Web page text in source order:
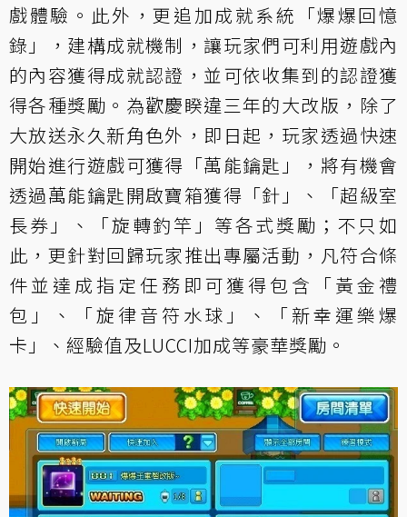
戲體驗。此外，更追加成就系統「爆爆回憶
錄」，建構成就機制，讓玩家們可利用遊戲內
的內容獲得成就認證，並可依收集到的認證獲
得各種獎勵。為歡慶睽違三年的大改版，除了
大放送永久新角色外，即日起，玩家透過快速
開始進行遊戲可獲得「萬能鑰匙」，將有機會
透過萬能鑰匙開啟寶箱獲得「針」、「超級室
長券」、「旋轉釣竿」等各式獎勵；不只如
此，更針對回歸玩家推出專屬活動，凡符合條
件並達成指定任務即可獲得包含「黃金禮
包」、「旋律音符水球」、「新幸運樂爆
卡」、經驗值及LUCCI加成等豪華獎勵。